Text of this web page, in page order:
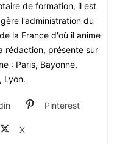
de formation, il est
l'administration du
la France d'où il anime
rédaction, présente sur
: Paris, Bayonne,
Lyon.
Pinterest
X